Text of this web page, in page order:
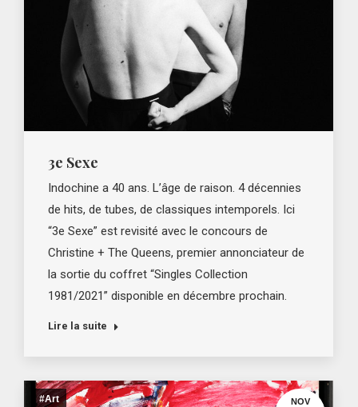
3e Sexe
Indochine a 40 ans. L’âge de raison. 4 décennies
de hits, de tubes, de classiques intemporels. Ici
“3e Sexe” est revisité avec le concours de
Christine + The Queens, premier annonciateur de
la sortie du coffret “Singles Collection
1981/2021” disponible en décembre prochain.
Lire la suite
NOV
#Art